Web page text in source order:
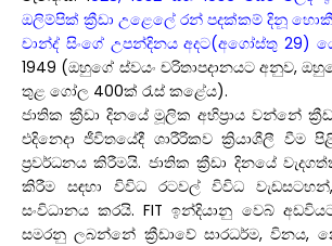
ඔලිම්පික් ක්‍රීඩා උළෙලේ රන් පදක්කම් දිනූ හොකී
චාන්ද් සිංගේ උපන්දිනය අදට(අගෝස්තු29)
1949 (ඔහුගේ ස්වයං චරිතාපදානයට අනුව,
තුළ ගෝල 400ක් රැස් කළේය).
ජාතික ක්‍රීඩා දිනයේ මූලික අභිප්‍රාය වන්නේ
එදිනෙදා ජීවිතයේදී ශාරීරිකව ක්‍රියාශීලී වීම
ප්‍රවර්ධනය කිරීමයි. ජාතික ක්‍රීඩා දිනයේ
කිරීම සඳහා විවිධ රටවල් විවිධ වැඩසටහන්
සංවිධානය කරයි.FITඉන්දියානු වෙබ්
සමරනු ලබන්නේ ක්‍රීඩාවේ සාරධර්ම,විනය,